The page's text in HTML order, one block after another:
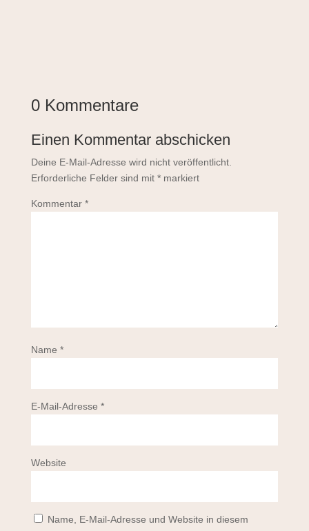
0 Kommentare
Einen Kommentar abschicken
Deine E-Mail-Adresse wird nicht veröffentlicht.
Erforderliche Felder sind mit *markiert
Kommentar *
Name *
E-Mail-Adresse *
Website
Name, E-Mail-Adresse und Website in diesem